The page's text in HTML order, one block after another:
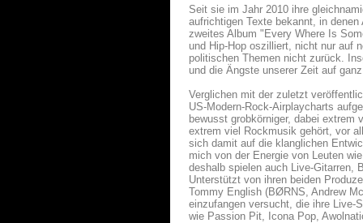
Seit sie im Jahr 2010 ihre
aufrichtigen Texte bekannt, in
zweites Album "Every Where Is
und Hip-Hop oszilliert, nicht nur auf
politischen Themen nicht zurück.
und die Ängste unserer Zeit auf
Verglichen mit der zuletzt
US-Modern-Rock-Airplaycharts
bewusst grobkörniger, dabei extrem
extrem viel Rockmusik gehört, vor
sich damit auf die klanglichen
mich von der Energie von Leuten
deshalb spielen auch Live-Gitarren,
Unterstützt von ihren beiden
Tommy English (BØRNS, Andrew
einzufangen versucht, die ihre Live-
wie Passion Pit, Icona Pop,